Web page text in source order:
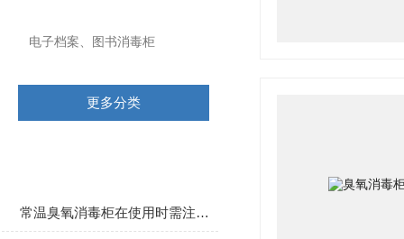
电子档案、图书消毒柜
更多分类
常温臭氧消毒柜在使用时需注意的事项分享